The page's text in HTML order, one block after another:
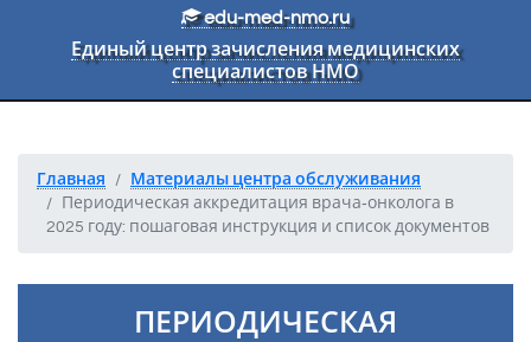
Перейти к основному текстуedu-med-nmo.ru
Единый центр зачисления медицинских
специалистов НМО
Главная
Материалы центра обслуживания
Периодическая аккредитация врача‑онколога в
2025 году: пошаговая инструкция и список документов
ПЕРИОДИЧЕСКАЯ